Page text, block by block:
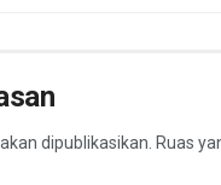
dipublikasikan. Ruas